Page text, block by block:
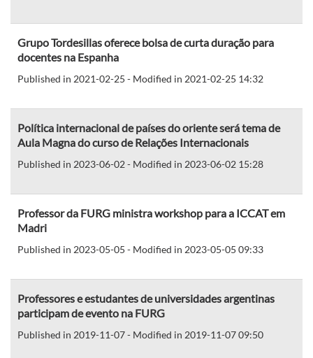
Grupo Tordesillas oferece bolsa de curta duração para
docentes na Espanha
Published in 2021-02-25 - Modified in 2021-02-25 14:32
Política internacional de países do oriente será tema de
Aula Magna do curso de Relações Internacionais
Published in 2023-06-02 - Modified in 2023-06-02 15:28
Professor da FURG ministra workshop para a ICCAT em
Madri
Published in 2023-05-05 - Modified in 2023-05-05 09:33
Professores e estudantes de universidades argentinas
participam de evento na FURG
Published in 2019-11-07 - Modified in 2019-11-07 09:50